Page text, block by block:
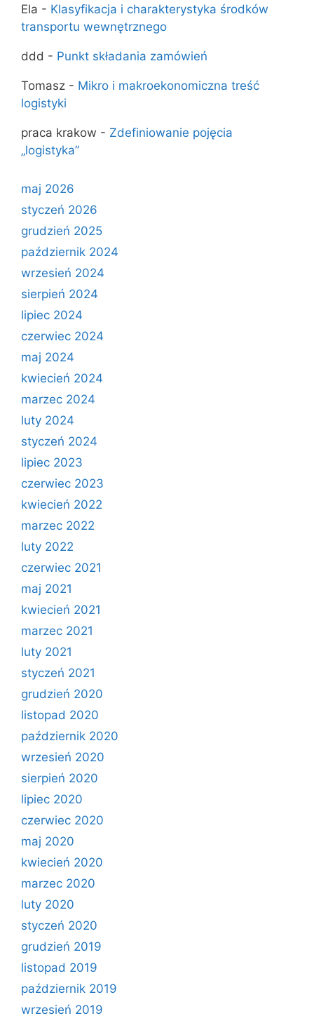
Ela - Klasyfikacja i charakterystyka środków
transportu wewnętrznego
ddd - Punkt składania zamówień
Tomasz - Mikro i makroekonomiczna treść
logistyki
praca krakow - Zde­finiowanie pojęcia
„logistyka”
maj 2026
styczeń 2026
grudzień 2025
październik 2024
wrzesień 2024
sierpień 2024
lipiec 2024
czerwiec 2024
maj 2024
kwiecień 2024
marzec 2024
luty 2024
styczeń 2024
lipiec 2023
czerwiec 2023
kwiecień 2022
marzec 2022
luty 2022
czerwiec 2021
maj 2021
kwiecień 2021
marzec 2021
luty 2021
styczeń 2021
grudzień 2020
listopad 2020
październik 2020
wrzesień 2020
sierpień 2020
lipiec 2020
czerwiec 2020
maj 2020
kwiecień 2020
marzec 2020
luty 2020
styczeń 2020
grudzień 2019
listopad 2019
październik 2019
wrzesień 2019